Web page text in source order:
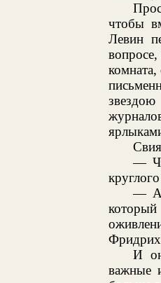
чтобы
Левин
—
—
И
важные